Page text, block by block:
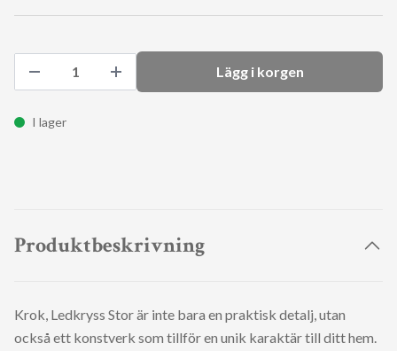
Lägg i korgen
I lager
Produktbeskrivning
Krok, Ledkryss Stor är inte bara en praktisk detalj, utan
också ett konstverk som tillför en unik karaktär till ditt hem.